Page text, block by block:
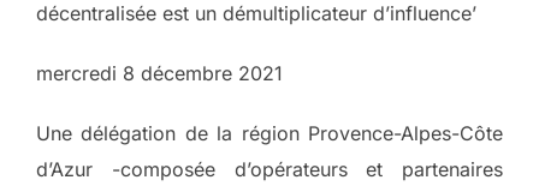
décentralisée est un démultiplicateur d’influence’
mercredi 8 décembre 2021
Une délégation de la région Provence-Alpes-Côte
d’Azur -composée d’opérateurs et partenaires